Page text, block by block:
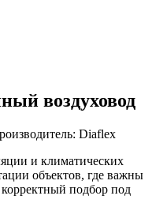
воздуховод
Diaflex
и климатических
объектов, где важны
корректный подбор под